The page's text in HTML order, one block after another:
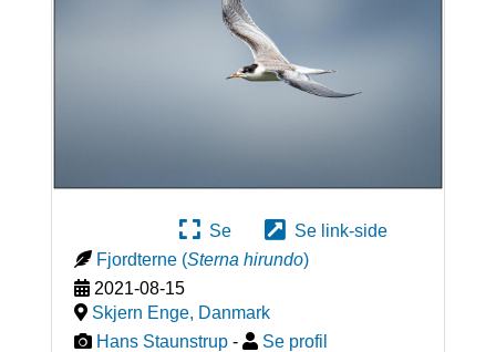
Se
Se link-side
Fjordterne (Sterna hirundo)
2021-08-15
Skjern Enge, Danmark
Hans Staunstrup - Se profil